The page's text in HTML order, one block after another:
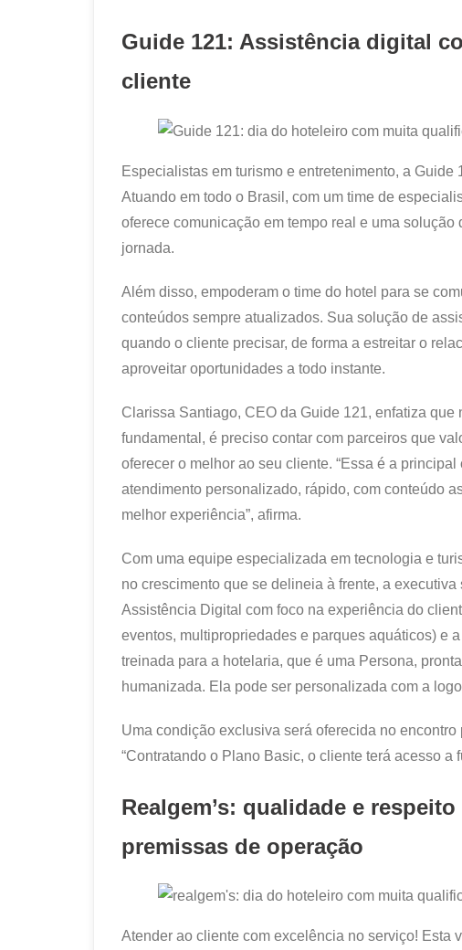
Guide 121: Assistência digital
cliente
Especialistas em turismo e entretenimento, a
Atuando em todo o Brasil, com um time de
oferece comunicação em tempo real e uma
jornada.
Além disso, empoderam o time do hotel para se
conteúdos sempre atualizados. Sua solução de
quando o cliente precisar, de forma a estreitar o
aproveitar oportunidades a todo instante.
Clarissa Santiago, CEO da Guide 121, enfatiza
fundamental, é preciso contar com parceiros que
oferecer o melhor ao seu cliente. “Essa é a
atendimento personalizado, rápido, com conteúdo
melhor experiência”, afirma.
Com uma equipe especializada em tecnologia e
no crescimento que se delineia à frente, a
Assistência Digital com foco na experiência do
eventos, multipropriedades e parques aquáticos) e
treinada para a hotelaria, que é uma Persona,
humanizada. Ela pode ser personalizada com a
Uma condição exclusiva será oferecida no
“Contratando o Plano Basic, o cliente terá acesso
Realgem’s: qualidade e
premissas de operação
Atender ao cliente com excelência no serviço! Esta